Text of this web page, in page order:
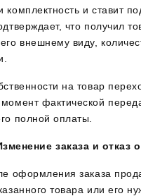
комплектность и ставит
что получил
внешнему виду,
на товар
фактической
полной оплаты.
заказа и отказ
оформления заказа
товара или его